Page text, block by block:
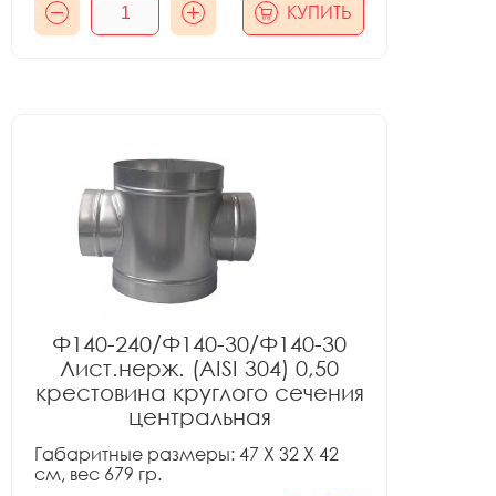
КУПИТЬ
Ф140-240/Ф140-30/Ф140-30
Лист.нерж. (AISI 304) 0,50
крестовина круглого сечения
центральная
Габаритные размеры: 47 X 32 X 42
см, вес 679 гр.